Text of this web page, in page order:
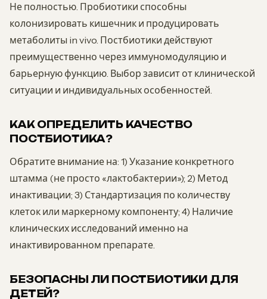
Не полностью. Пробиотики способны
колонизировать кишечник и продуцировать
метаболиты in vivo. Постбиотики действуют
преимущественно через иммуномодуляцию и
барьерную функцию. Выбор зависит от клинической
ситуации и индивидуальных особенностей.
КАК ОПРЕДЕЛИТЬ КАЧЕСТВО
ПОСТБИОТИКА?
Обратите внимание на: 1) Указание конкретного
штамма (не просто «лактобактерии»); 2) Метод
инактивации; 3) Стандартизация по количеству
клеток или маркерному компоненту; 4) Наличие
клинических исследований именно на
инактивированном препарате.
БЕЗОПАСНЫ ЛИ ПОСТБИОТИКИ ДЛЯ
ДЕТЕЙ?